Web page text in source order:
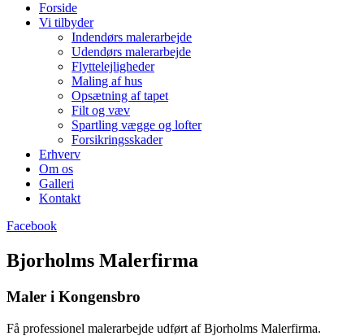
Forside
Vi tilbyder
Indendørs malerarbejde
Udendørs malerarbejde
Flyttelejligheder
Maling af hus
Opsætning af tapet
Filt og væv
Spartling vægge og lofter
Forsikringsskader
Erhverv
Om os
Galleri
Kontakt
Facebook
Bjorholms Malerfirma
Maler i Kongensbro
Få professionel malerarbejde udført af Bjorholms Malerfirma.